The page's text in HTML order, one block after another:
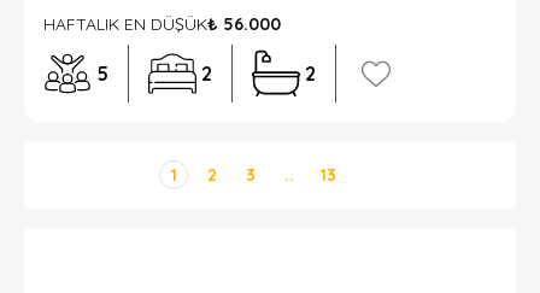
HAFTALIK EN DÜŞÜK₺ 56.000
5 2 2
1 2 3 .. 13